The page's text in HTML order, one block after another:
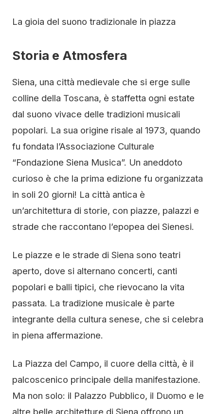
La gioia del suono tradizionale in piazza
Storia e Atmosfera
Siena, una città medievale che si erge sulle
colline della Toscana, è staffetta ogni estate
dal suono vivace delle tradizioni musicali
popolari. La sua origine risale al 1973, quando
fu fondata l’Associazione Culturale
“Fondazione Siena Musica”. Un aneddoto
curioso è che la prima edizione fu organizzata
in soli 20 giorni! La città antica è
un’architettura di storie, con piazze, palazzi e
strade che raccontano l’epopea dei Sienesi.
Le piazze e le strade di Siena sono teatri
aperto, dove si alternano concerti, canti
popolari e balli tipici, che rievocano la vita
passata. La tradizione musicale è parte
integrante della cultura senese, che si celebra
in piena affermazione.
La Piazza del Campo, il cuore della città, è il
palcoscenico principale della manifestazione.
Ma non solo: il Palazzo Pubblico, il Duomo e le
altre belle architetture di Siena offrono un